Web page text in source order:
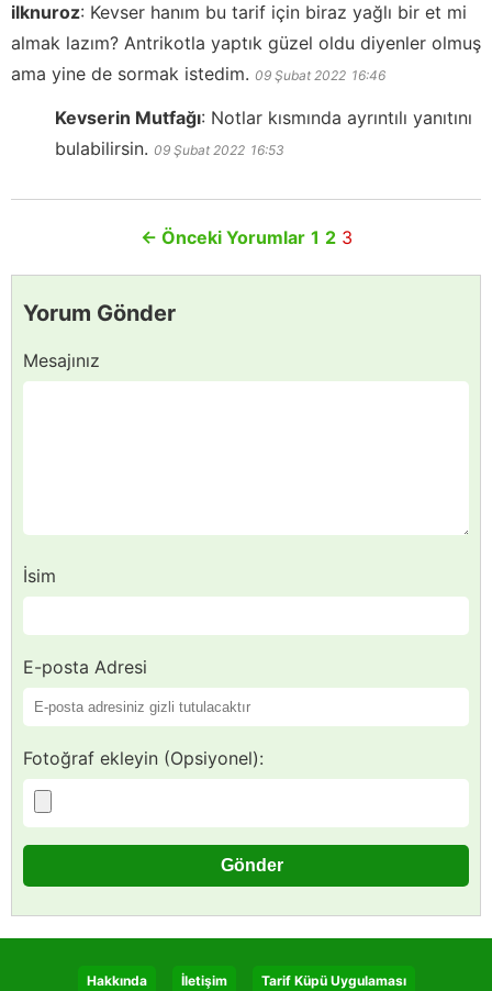
ilknuroz: Kevser hanım bu tarif için biraz yağlı bir et mi
almak lazım? Antrikotla yaptık güzel oldu diyenler olmuş
ama yine de sormak istedim. 09 Şubat 2022 16:46
Kevserin Mutfağı: Notlar kısmında ayrıntılı yanıtını
bulabilirsin. 09 Şubat 2022 16:53
← Önceki Yorumlar 1 2 3
Yorum Gönder
Mesajınız
İsim
E-posta Adresi
Fotoğraf ekleyin (Opsiyonel):
Hakkında İletişim Tarif Küpü Uygulaması